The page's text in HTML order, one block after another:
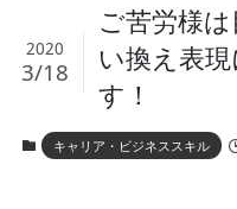
ご苦労様
い換え表
す！
2020
3/18
キャリア・ビジネススキル